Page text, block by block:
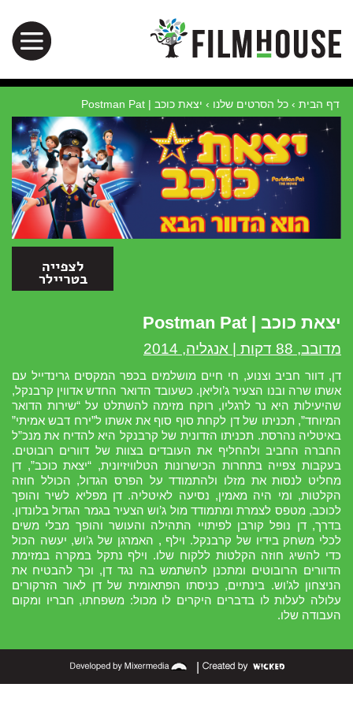
דף הבית › כל הסרטים שלנו › יצאת כוכב | Postman Pat
יצאת כוכב | Postman Pat
מדובב, 88 דקות | אנגליה, 2014
דן, דוור חביב וצנוע, חי חיים מושלמים בכפר המקסים גרינדייל עם
אשתו שרה ובנו הצעיר ג’וליאן. כשעובד הדואר החדש אדווין קרבנקל,
שהיעילות היא נר לרגליו, רוקח מזימה להשתלט על “שירות הדואר
המיוחד”, תכניתו של דן לקחת סוף סוף את אשתו ל”ירח דבש אמיתי”
באיטליה נהרסת. תכניתו הזדונית של קרבנקל היא להדיח את מנכ”ל
החברה החביב ולהחליף את העובדים בצוות של דוורים רובוטים.
בעקבות צפייה בתחרות הכישרונות הטלוויזיונית, “יצאת כוכב”, דן
מחליט לנסות את מזלו ולהתמודד על הפרס הגדול, הכולל חוזה
הקלטות, ומי היה מאמין, נסיעה לאיטליה. דן מפליא לשיר והופך
לכוכב, מטפס לצמרת ומתמודד מול ג’וש הצעיר בגמר הגדול בלונדון.
בדרך, דן נופל קורבן לפיתויי התהילה והעושר והופך מבלי משים
לכלי משחק בידיו של קרבנקל. וילף , האמרגן של ג’וש, יעשה הכול
כדי להשיג חוזה הקלטות ללקוח שלו. וילף נתקל במקרה במזימת
הדוורים הרובוטים ומתכנן להשתמש בה נגד דן, וכך להבטיח את
הניצחון לג’וש. בינתיים, כניסתו הפתאומית של דן לאור הזרקורים
עלולה לעלות לו בדברים היקרים לו מכול: משפחתו, חבריו ומקום
העבודה שלו.